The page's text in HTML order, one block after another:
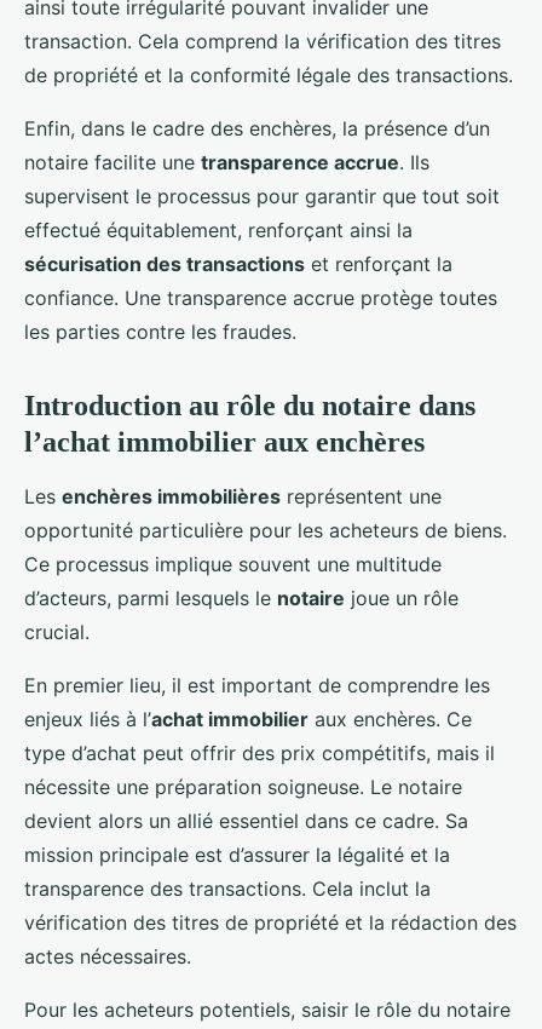
ainsi toute irrégularité pouvant invalider une
transaction. Cela comprend la vérification des titres
de propriété et la conformité légale des transactions.
Enfin, dans le cadre des enchères, la présence d’un
notaire facilite une transparence accrue. Ils
supervisent le processus pour garantir que tout soit
effectué équitablement, renforçant ainsi la
sécurisation des transactions et renforçant la
confiance. Une transparence accrue protège toutes
les parties contre les fraudes.
Introduction au rôle du notaire dans
l’achat immobilier aux enchères
Les enchères immobilières représentent une
opportunité particulière pour les acheteurs de biens.
Ce processus implique souvent une multitude
d’acteurs, parmi lesquels le notaire joue un rôle
crucial.
En premier lieu, il est important de comprendre les
enjeux liés à l’achat immobilier aux enchères. Ce
type d’achat peut offrir des prix compétitifs, mais il
nécessite une préparation soigneuse. Le notaire
devient alors un allié essentiel dans ce cadre. Sa
mission principale est d’assurer la légalité et la
transparence des transactions. Cela inclut la
vérification des titres de propriété et la rédaction des
actes nécessaires.
Pour les acheteurs potentiels, saisir le rôle du notaire